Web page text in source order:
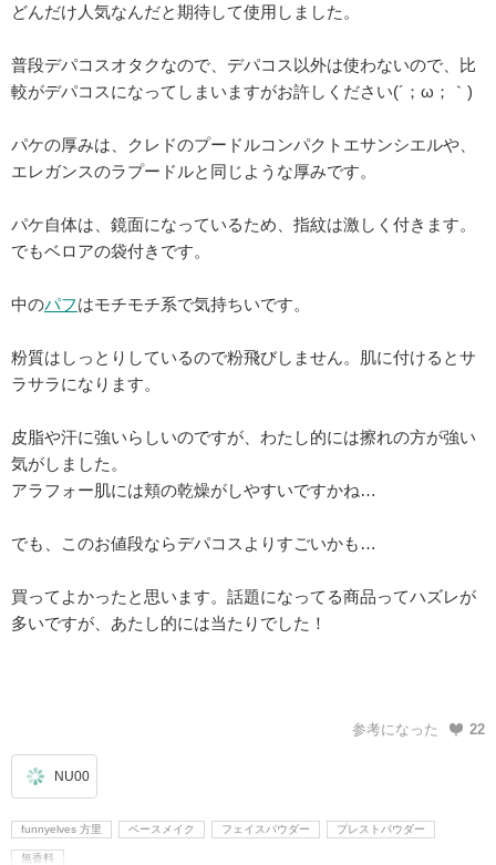
どんだけ人気なんだと期待して使用しました。
普段デパコスオタクなので、デパコス以外は使わないので、比
較がデパコスになってしまいますがお許しください(´；ω；｀)
パケの厚みは、クレドのプードルコンパクトエサンシエルや、
エレガンスのラプードルと同じような厚みです。
パケ自体は、鏡面になっているため、指紋は激しく付きます。
でもベロアの袋付きです。
中のパフはモチモチ系で気持ちいです。
粉質はしっとりしているので粉飛びしません。肌に付けるとサ
ラサラになります。
皮脂や汗に強いらしいのですが、わたし的には擦れの方が強い
気がしました。
アラフォー肌には頬の乾燥がしやすいですかね…
でも、このお値段ならデパコスよりすごいかも…
買ってよかったと思います。話題になってる商品ってハズレが
多いですが、あたし的には当たりでした！
参考になった 22
NU00
funnyelves 方里 ベースメイク フェイスパウダー プレストパウダー
無香料